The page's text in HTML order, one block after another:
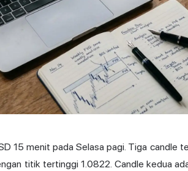
15 menit pada Selasa pagi. Tiga candle
titik tertinggi 1.0822. Candle kedua